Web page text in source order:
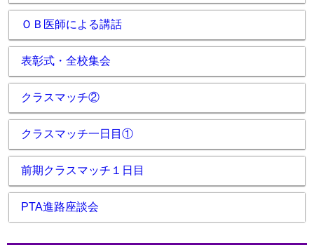
ＯＢ医師による講話
表彰式・全校集会
クラスマッチ②
クラスマッチ一日目①
前期クラスマッチ１日目
PTA進路座談会